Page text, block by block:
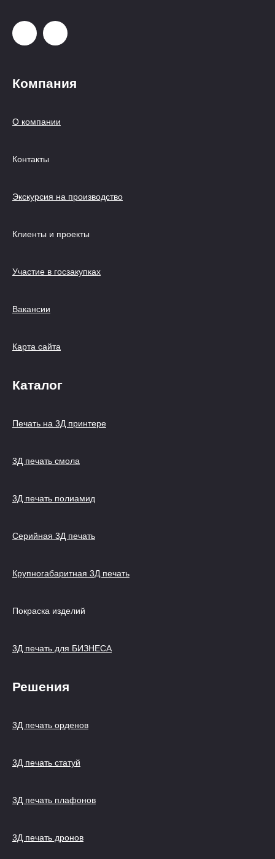
Компания
О компании
Контакты
Экскурсия на производство
Клиенты и проекты
Участие в госзакупках
Вакансии
Карта сайта
Каталог
Печать на 3Д принтере
3Д печать смола
3Д печать полиамид
Серийная 3Д печать
Крупногабаритная 3Д печать
Покраска изделий
3Д печать для БИЗНЕСА
Решения
3Д печать орденов
3Д печать статуй
3Д печать плафонов
3Д печать дронов